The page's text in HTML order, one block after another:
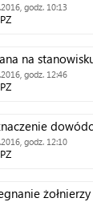
godz. 10:13
na
godz. 12:46
godz. 12:10
żołnierzy